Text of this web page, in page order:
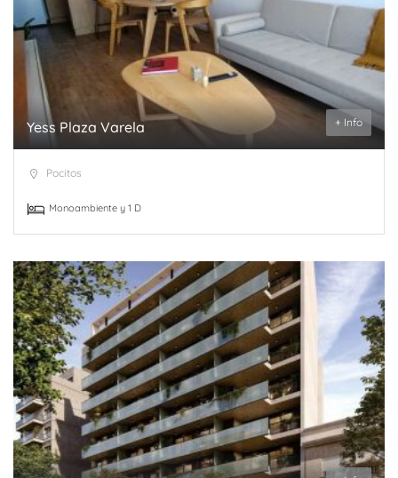
Yess Plaza Varela + Info
Pocitos
Monoambiente y 1 D